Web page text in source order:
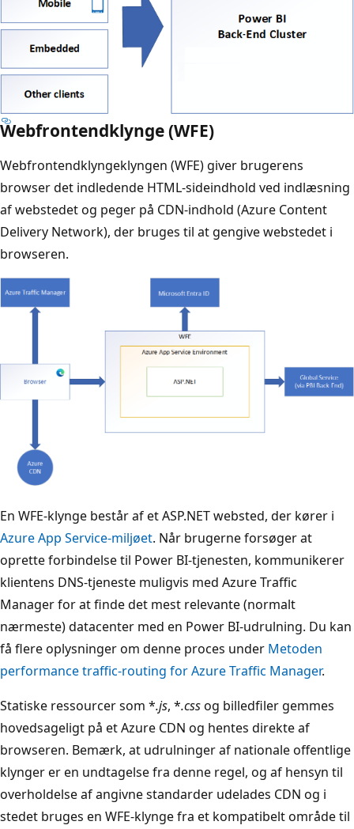
Webfrontendklynge (WFE)
Webfrontendklyngeklyngen (WFE) giver brugerens
browser det indledende HTML-sideindhold ved indlæsning
af webstedet og peger på CDN-indhold (Azure Content
Delivery Network), der bruges til at gengive webstedet i
browseren.
En WFE-klynge består af et ASP.NET websted, der kører i
Azure App Service-miljøet. Når brugerne forsøger at
oprette forbindelse til Power BI-tjenesten, kommunikerer
klientens DNS-tjeneste muligvis med Azure Traffic
Manager for at finde det mest relevante (normalt
nærmeste) datacenter med en Power BI-udrulning. Du kan
få flere oplysninger om denne proces under Metoden
performance traffic-routing for Azure Traffic Manager.
Statiske ressourcer som *.js, *.cssog billedfiler gemmes
hovedsageligt på et Azure CDN og hentes direkte af
browseren. Bemærk, at udrulninger af nationale offentlige
klynger er en undtagelse fra denne regel, og af hensyn til
overholdelse af angivne standarder udelades CDN og i
stedet bruges en WFE-klynge fra et kompatibelt område til